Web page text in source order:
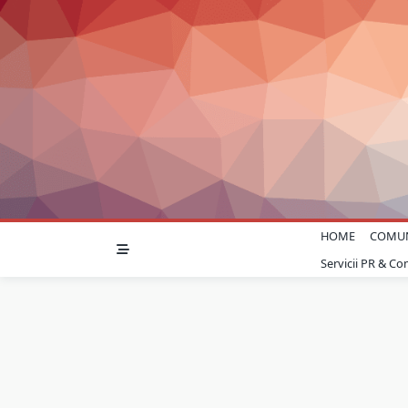
Skip
to
content
HOME
Servicii PR &